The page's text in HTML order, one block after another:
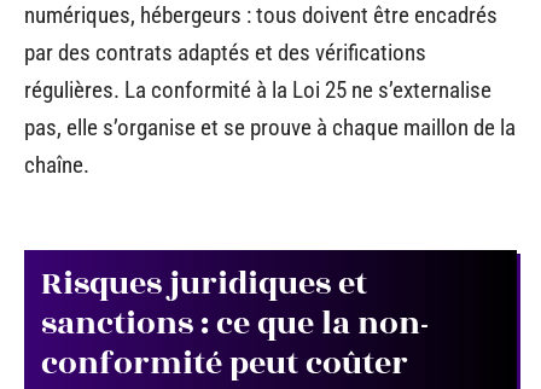
numériques, hébergeurs : tous doivent être encadrés
par des contrats adaptés et des vérifications
régulières. La conformité à la Loi 25 ne s’externalise
pas, elle s’organise et se prouve à chaque maillon de la
chaîne.
Risques juridiques et
sanctions : ce que la non-
conformité peut coûter